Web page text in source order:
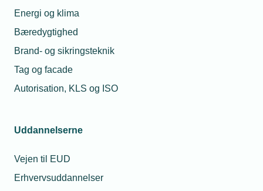
Energi og klima
Bæredygtighed
Brand- og sikringsteknik
Tag og facade
Autorisation, KLS og ISO
Uddannelserne
Vejen til EUD
Erhvervsuddannelser
Kurven knækker den rigtige vej for
erhvervsskolerne
Nyt projekt skal sikre flere piger i
Fire TEKNIQ-piloter i Projekt Smart Home